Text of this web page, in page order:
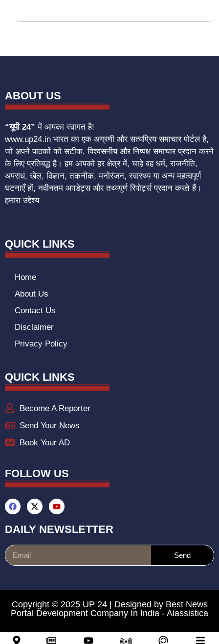
ABOUT US
“यूपी 24” में आपका स्वागत है!
www.up24.in भारत का एक अग्रणी और सत्यप्रिय समाचार पोर्टल है,
जो अपने पाठकों को सटीक, विश्वसनीय और निष्पक्ष समाचार प्रदान करने
के लिए प्रतिबद्ध है। हम आपको हर क्षेत्र में, चाहे वह धर्म, राजनीति,
अपराध, खेल, विज्ञान, तकनीक, मनोरंजन, स्वास्थ्य या अन्य महत्वपूर्ण
घटनाएँ हों, नवीनतम अपडेट्स और तथ्यपूर्ण रिपोर्ट्स प्रदान करते हैं।
हमारा उद्देश्य
QUICK LINKS
Home
About Us
Contact Us
Disclaimer
Privacy Policy
QUICK LINKS
Become A Reporter
Send Your News
Book Your AD
FOLLOW US
DAILY NEWSLETTER
Send
Copyright © 2025 UP 24 | Designed by Best News
Portal Development Company In India - Aiassistica